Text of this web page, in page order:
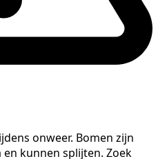
onweer. Bomen zijn
kunnen splijten. Zoek